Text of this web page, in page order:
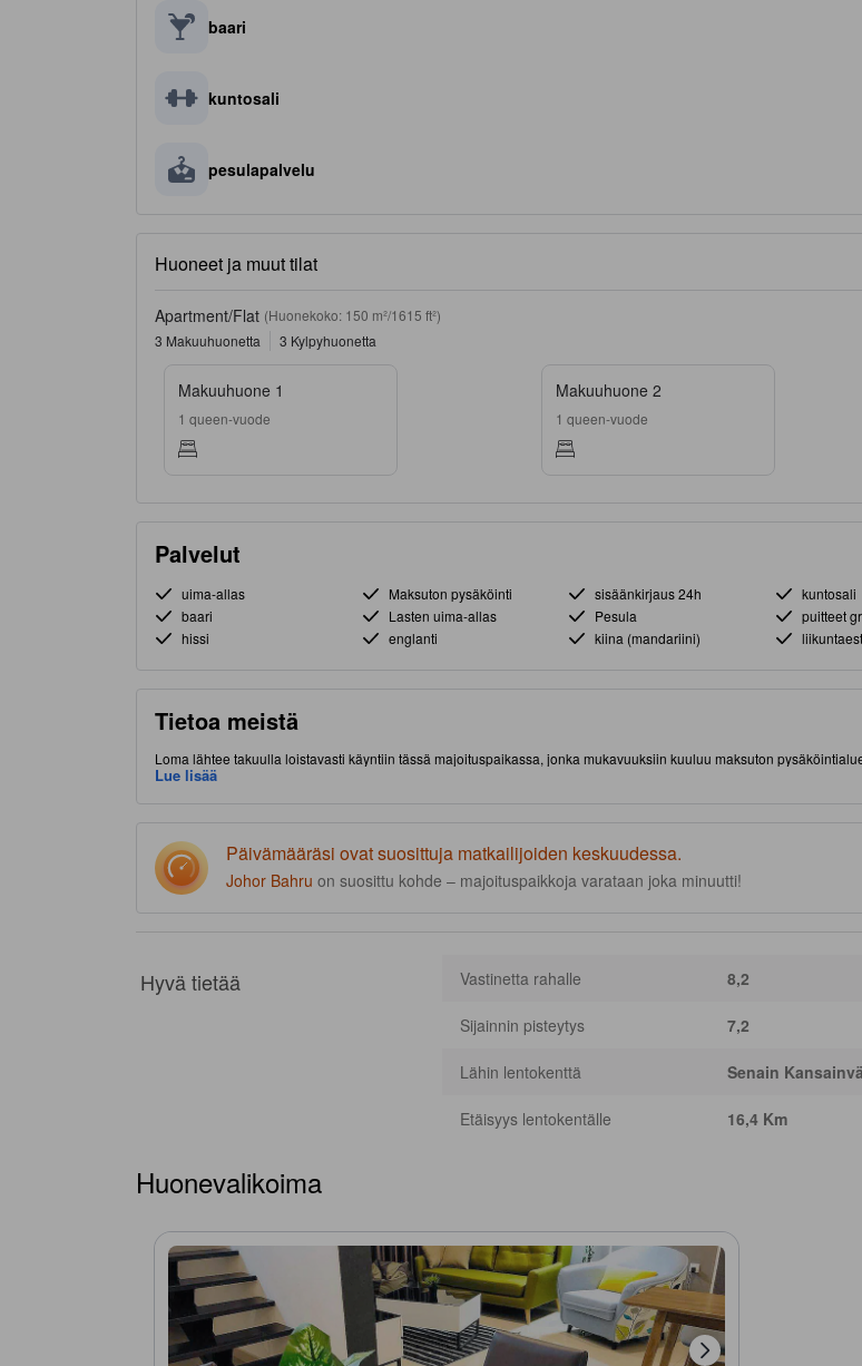
baari
kuntosali
pesulapalvelu
Huoneet ja muut tilat
Apartment/Flat (Huonekoko: 150 m²/1615 ft²)
3 Makuuhuonetta
3 Kylpyhuonetta
Makuuhuone 1
1 queen-vuode
Makuuhuone 2
1 queen-vuode
Palvelut
uima-allas Maksuton pysäköinti sisäänkirjaus 24h
kuntosali
baari
Lasten uima-allas Pesula
puitteet
hissi
englanti kiina (mandariini)
Tietoa meistä
Loma lähtee takuulla loistavasti käyntiin tässä majoituspaikassa, jonka mukavuuksiin kuuluu maksuton
sijaitsee hyvällä paikalla (Tebrau, Johor Bahru) lyhyen matkan päässä nähtävyyksistä ja kiinnostavista
Lue lisää
Päivämääräsi ovat suosittuja matkailijoiden keskuudessa.
Johor Bahru on suosittu kohde – majoituspaikkoja varataan joka minuutti!
Hyvä tietää Vastinetta rahalle 8,2
Sijainnin pisteytys 7,2
Lähin lentokenttä Senain
Etäisyys lentokentälle 16,4 Km
Huonevalikoima